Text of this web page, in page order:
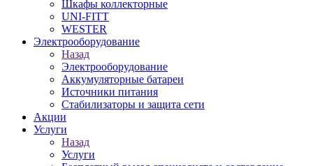
Шкафы коллекторные
UNI-FITT
WESTER
Электрооборудование
Назад
Электрооборудование
Аккумуляторные батареи
Источники питания
Стабилизаторы и защита сети
Акции
Услуги
Назад
Услуги